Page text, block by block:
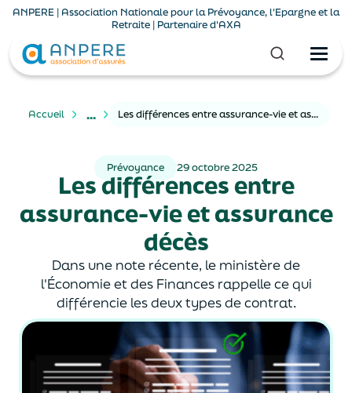
ANPERE | Association Nationale pour la Prévoyance, l'Epargne et la
Retraite | Partenaire d'AXA
Accueil ... Les différences entre assurance-vie et assurance décès
Prévoyance 29 octobre 2025
Les différences entre
assurance-vie et assurance
décès
Dans une note récente, le ministère de
l'Économie et des Finances rappelle ce qui
différencie les deux types de contrat.